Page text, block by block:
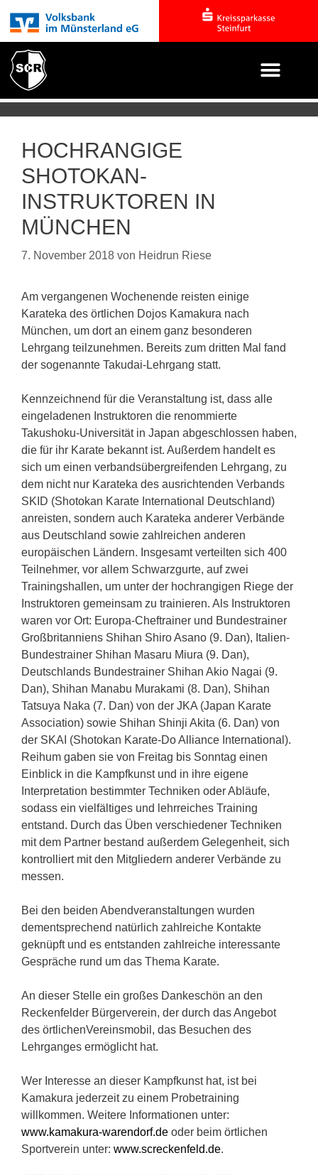
HOCHRANGIGE
SHOTOKAN-
INSTRUKTOREN IN
MÜNCHEN
7. November 2018 von Heidrun Riese
Am vergangenen Wochenende reisten einige
Karateka des örtlichen Dojos Kamakura nach
München, um dort an einem ganz besonderen
Lehrgang teilzunehmen. Bereits zum dritten Mal fand
der sogenannte Takudai-Lehrgang statt.
Kennzeichnend für die Veranstaltung ist, dass alle
eingeladenen Instruktoren die renommierte
Takushoku-Universität in Japan abgeschlossen haben,
die für ihr Karate bekannt ist. Außerdem handelt es
sich um einen verbandsübergreifenden Lehrgang, zu
dem nicht nur Karateka des ausrichtenden Verbands
SKID (Shotokan Karate International Deutschland)
anreisten, sondern auch Karateka anderer Verbände
aus Deutschland sowie zahlreichen anderen
europäischen Ländern. Insgesamt verteilten sich 400
Teilnehmer, vor allem Schwarzgurte, auf zwei
Trainingshallen, um unter der hochrangigen Riege der
Instruktoren gemeinsam zu trainieren. Als Instruktoren
waren vor Ort: Europa-Cheftrainer und Bundestrainer
Großbritanniens Shihan Shiro Asano (9. Dan), Italien-
Bundestrainer Shihan Masaru Miura (9. Dan),
Deutschlands Bundestrainer Shihan Akio Nagai (9.
Dan), Shihan Manabu Murakami (8. Dan), Shihan
Tatsuya Naka (7. Dan) von der JKA (Japan Karate
Association) sowie Shihan Shinji Akita (6. Dan) von
der SKAI (Shotokan Karate-Do Alliance International).
Reihum gaben sie von Freitag bis Sonntag einen
Einblick in die Kampfkunst und in ihre eigene
Interpretation bestimmter Techniken oder Abläufe,
sodass ein vielfältiges und lehrreiches Training
entstand. Durch das Üben verschiedener Techniken
mit dem Partner bestand außerdem Gelegenheit, sich
kontrolliert mit den Mitgliedern anderer Verbände zu
messen.
Bei den beiden Abendveranstaltungen wurden
dementsprechend natürlich zahlreiche Kontakte
geknüpft und es entstanden zahlreiche interessante
Gespräche rund um das Thema Karate.
An dieser Stelle ein großes Dankeschön an den
Reckenfelder Bürgerverein, der durch das Angebot
des örtlichenVereinsmobil, das Besuchen des
Lehrganges ermöglicht hat.
Wer Interesse an dieser Kampfkunst hat, ist bei
Kamakura jederzeit zu einem Probetraining
willkommen. Weitere Informationen unter:
www.kamakura-warendorf.de oder beim örtlichen
Sportverein unter: www.screckenfeld.de.